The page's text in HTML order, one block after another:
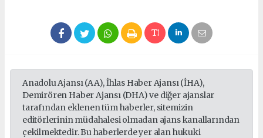
Anadolu Ajansı (AA), İhlas Haber Ajansı (İHA),
Demirören Haber Ajansı (DHA) ve diğer ajanslar
tarafından eklenen tüm haberler, sitemizin
editörlerinin müdahalesi olmadan ajans kanallarından
çekilmektedir. Bu haberlerde yer alan hukuki